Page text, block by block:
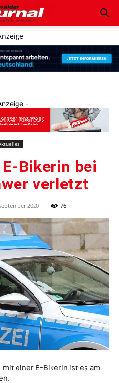
-
-
Bikerin bei
verletzt
2020 76
einer E-Bikerin ist es am